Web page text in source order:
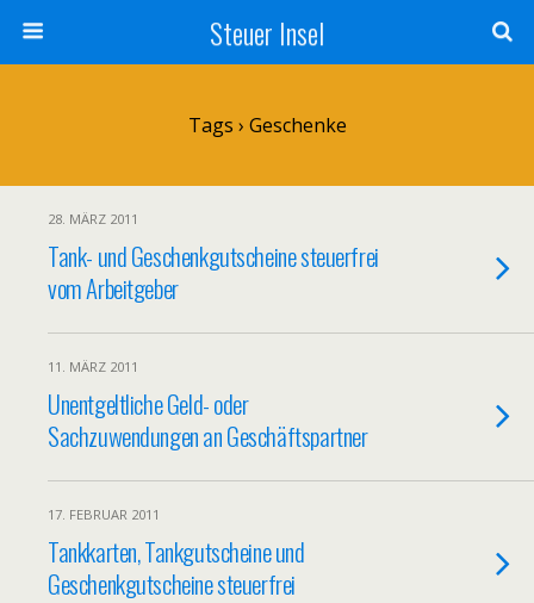
Steuer Insel
Tags › Geschenke
28. MÄRZ 2011
Tank- und Geschenkgutscheine steuerfrei
vom Arbeitgeber
11. MÄRZ 2011
Unentgeltliche Geld- oder
Sachzuwendungen an Geschäftspartner
17. FEBRUAR 2011
Tankkarten, Tankgutscheine und
Geschenkgutscheine steuerfrei